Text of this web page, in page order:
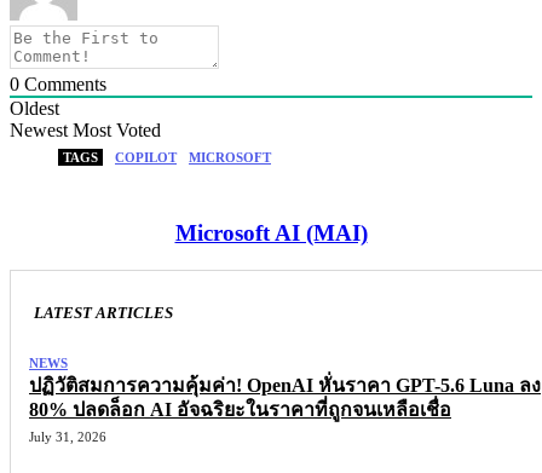
0 Comments
Oldest
Newest Most Voted
TAGS COPILOT MICROSOFT
Microsoft AI (MAI)
LATEST ARTICLES
NEWS
ปฏิวัติสมการความคุ้มค่า! OpenAI หั่นราคา GPT-5.6 Luna ลง
80% ปลดล็อก AI อัจฉริยะในราคาที่ถูกจนเหลือเชื่อ
July 31, 2026